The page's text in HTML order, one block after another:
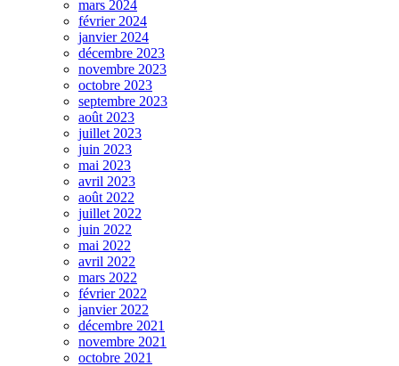
mars 2024
février 2024
janvier 2024
décembre 2023
novembre 2023
octobre 2023
septembre 2023
août 2023
juillet 2023
juin 2023
mai 2023
avril 2023
août 2022
juillet 2022
juin 2022
mai 2022
avril 2022
mars 2022
février 2022
janvier 2022
décembre 2021
novembre 2021
octobre 2021